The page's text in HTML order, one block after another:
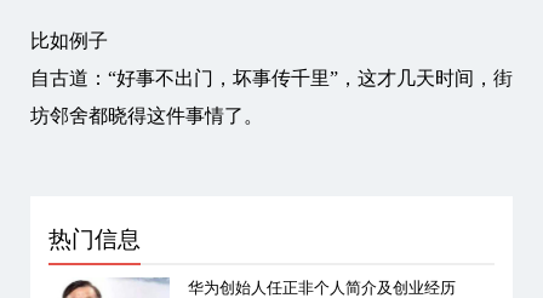
比如例子
自古道：“好事不出门，坏事传千里”，这才几天时间，街
坊邻舍都晓得这件事情了。
热门信息
华为创始人任正非个人简介及创业经历